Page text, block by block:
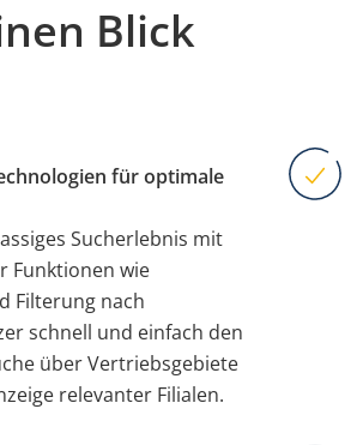
Blick
für optimale
Sucherlebnis mit
Funktionen wie
Filterung nach
schnell und einfach den
über Vertriebsgebiete
relevanter Filialen.